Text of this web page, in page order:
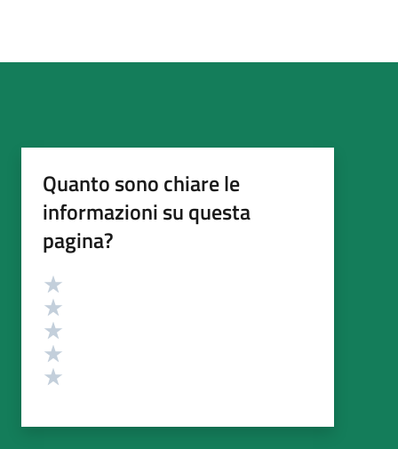
Quanto sono chiare le
informazioni su questa
pagina?
Valutazione